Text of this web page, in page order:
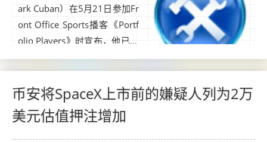
ark Cuban）在5月21日参加Fr
ont Office Sports播客《Portf
olio Players》时宣布，他已出
售了大部分比特币（BTC）持
股。库班表示，在美元走弱和
地缘政治冲突期间，该资产表
现未如预期。...
币安将SpaceX上市前的嫌疑人列为2万
美元估值押注增加